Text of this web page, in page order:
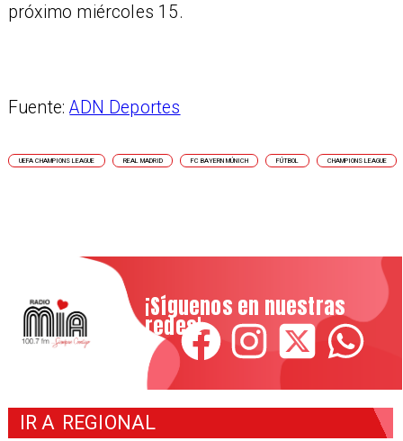
próximo miércoles 15.
Fuente:ADN Deportes
UEFA CHAMPIONS LEAGUE REAL MADRID FC BAYERN MÚNICH FÚTBOL CHAMPIONS LEAGUE
¡Síguenos en nuestras
redes!
IR A REGIONAL